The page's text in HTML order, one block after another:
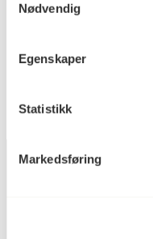
Nødvendig
Egenskaper
Statistikk
Markedsføring